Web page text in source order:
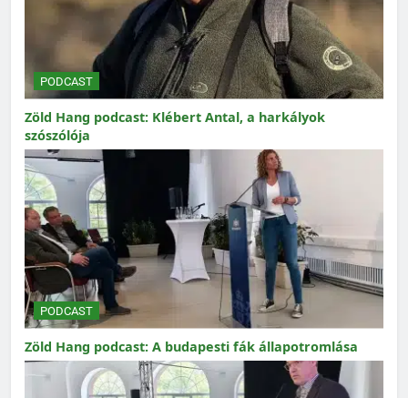
PODCAST
Zöld Hang podcast: Klébert Antal, a harkályok
szószólója
PODCAST
Zöld Hang podcast: A budapesti fák állapotromlása